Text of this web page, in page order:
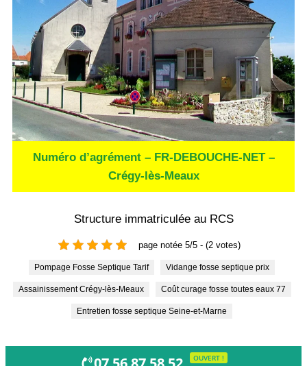
Numéro d’agrément – FR-DEBOUCHE-NET –
Crégy-lès-Meaux
Structure immatriculée au RCS
page notée 5/5 - (2 votes)
Pompage Fosse Septique Tarif Vidange fosse septique prix
Assainissement Crégy-lès-Meaux Coût curage fosse toutes eaux 77
Entretien fosse septique Seine-et-Marne
OUVERT !